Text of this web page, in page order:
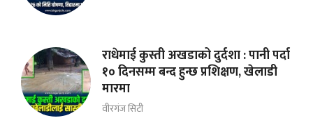
राधेमाई कुस्ती अखडाको दुर्दशा : पानी पर्दा
१० दिनसम्म बन्द हुन्छ प्रशिक्षण, खेलाडी
मारमा
वीरगंज सिटी